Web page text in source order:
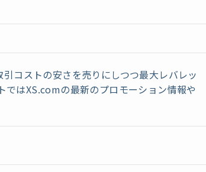
コストの安さを売りにしつつ最大レバレッ
はXS.comの最新のプロモーション情報や